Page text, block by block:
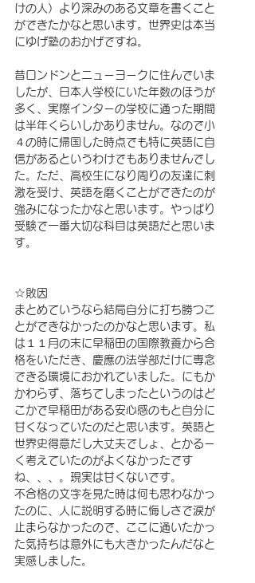
けの人）より深みのある文章を書くこと
ができたかなと思います。世界史は本当
にゆげ塾のおかげですね。
昔ロンドンとニューヨークに住んでいま
したが、日本人学校にいた年数のほうが
多く、実際インターの学校に通った期間
は半年くらいしかありません。なので小
４の時に帰国した時点でも特に英語に自
信があるというわけでもありませんでし
た。ただ、高校生になり周りの友達に刺
激を受け、英語を磨くことができたのが
強みになったかなと思います。やっぱり
受験で一番大切な科目は英語だと思いま
す。
☆敗因
まとめていうなら結局自分に打ち勝つこ
とができなかったのかなと思います。私
は１１月の末に早稲田の国際教養から合
格をいただき、慶應の法学部だけに専念
できる環境におかれていました。にもか
かわらず、落ちてしまったというのはど
こかで早稲田がある安心感のもと自分に
甘くなっていたのだと思います。英語と
世界史得意だし大丈夫でしょ、とかるー
く考えていたのがよくなかったです
ね、、、。現実は甘くないです。
不合格の文字を見た時は何も思わなかっ
たのに、人に説明する時に悔しさで涙が
止まらなかったので、ここに通いたかっ
た気持ちは意外にも大きかったんだなと
実感しました。